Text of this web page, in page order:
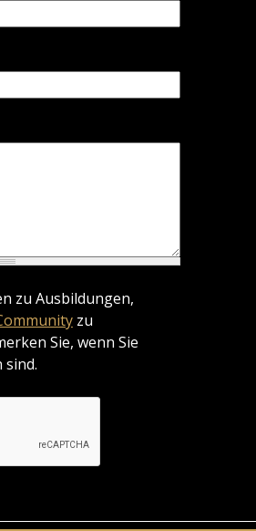
zu Ausbildungen,
zu
Sie, wenn Sie
sind.